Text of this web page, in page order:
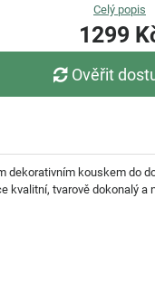
Celý popis
1299
Ověřit
dekorativním kouskem
tvarově dokonalý